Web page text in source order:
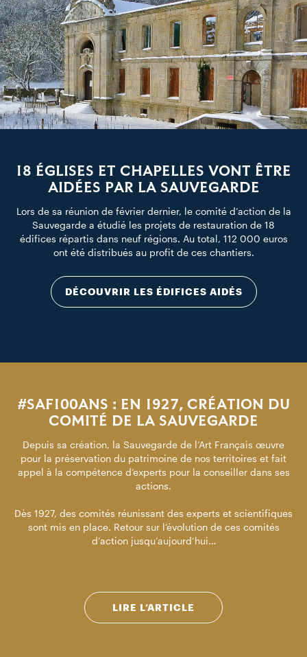
18 ÉGLISES ET CHAPELLES VONT ÊTRE
AIDÉES PAR LA SAUVEGARDE
Lors de sa réunion de février dernier, le comité d’action de la
Sauvegarde a étudié les projets de restauration de 18
édifices répartis dans neuf régions. Au total, 112 000 euros
ont été distribués au profit de ces chantiers.
DÉCOUVRIR LES ÉDIFICES AIDÉS
#SAF100ANS : EN 1927, CRÉATION DU
COMITÉ DE LA SAUVEGARDE
Depuis sa création, la Sauvegarde de l’Art Français œuvre
pour la préservation du patrimoine de nos territoires et fait
appel à la compétence d’experts pour la conseiller dans ses
actions.
Dès 1927, des comités réunissant des experts et scientifiques
sont mis en place. Retour sur l’évolution de ces comités
d’action jusqu’aujourd’hui…
LIRE L’ARTICLE